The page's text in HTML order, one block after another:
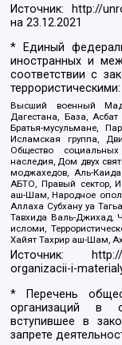
Источник: http://
на23.12.2021
* Единый
иностранных и
соответствии с
террористическими:
Высший военный
Дагестана, База,
Братья-мусульмане,
Исламская группа,
Общество
наследия, Дом двух
моджахедов, Аль-
АБТО, Правый сектор,
аш-Шам, Народное
Аллаха Субхану уа
Тавхида Валь-Джихад,
исломи,
Хайят Тахрир аш-Шам,
Источник:
organizacii-i-
* Перечень
организаций в
вступившее в
запрете